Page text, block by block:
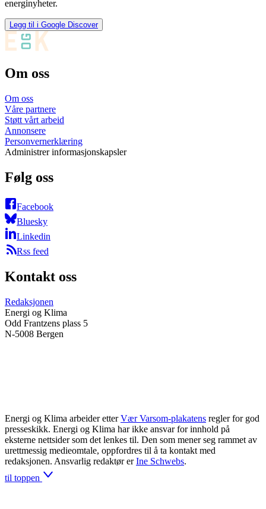
energinyheter.
Legg til i Google Discover
Om oss
Om oss
Våre partnere
Støtt vårt arbeid
Annonsere
Personvernerklæring
Administrer informasjonskapsler
Følg oss
Facebook
Bluesky
Linkedin
Rss feed
Kontakt oss
Redaksjonen
Energi og Klima
Odd Frantzens plass 5
N-5008 Bergen
Energi og Klima arbeider etter Vær Varsom-plakatens regler for god
presseskikk. Energi og Klima har ikke ansvar for innhold på
eksterne nettsider som det lenkes til. Den som mener seg rammet av
urettmessig medieomtale, oppfordres til å ta kontakt med
redaksjonen. Ansvarlig redaktør er Ine Schwebs.
til toppen